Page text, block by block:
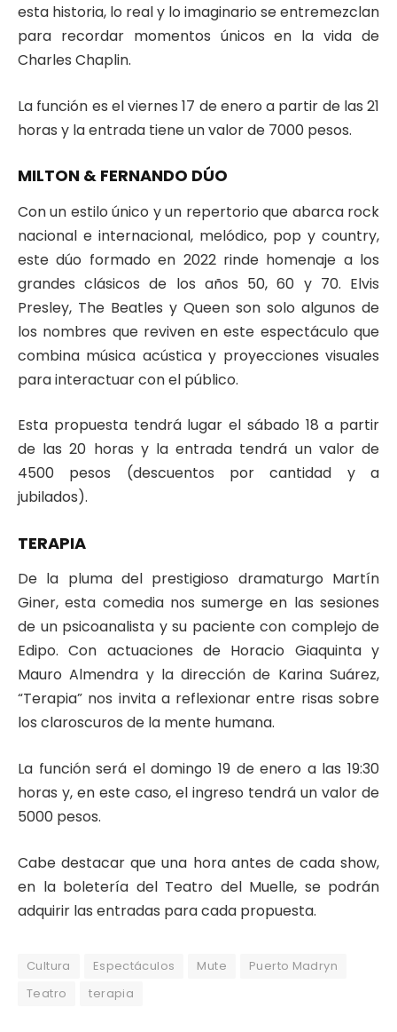
esta historia, lo real y lo imaginario se entremezclan
para recordar momentos únicos en la vida de
Charles Chaplin.
La función es el viernes 17 de enero a partir de las 21
horas y la entrada tiene un valor de 7000 pesos.
MILTON & FERNANDO DÚO
Con un estilo único y un repertorio que abarca rock
nacional e internacional, melódico, pop y country,
este dúo formado en 2022 rinde homenaje a los
grandes clásicos de los años 50, 60 y 70. Elvis
Presley, The Beatles y Queen son solo algunos de
los nombres que reviven en este espectáculo que
combina música acústica y proyecciones visuales
para interactuar con el público.
Esta propuesta tendrá lugar el sábado 18 a partir
de las 20 horas y la entrada tendrá un valor de
4500 pesos (descuentos por cantidad y a
jubilados).
TERAPIA
De la pluma del prestigioso dramaturgo Martín
Giner, esta comedia nos sumerge en las sesiones
de un psicoanalista y su paciente con complejo de
Edipo. Con actuaciones de Horacio Giaquinta y
Mauro Almendra y la dirección de Karina Suárez,
“Terapia” nos invita a reflexionar entre risas sobre
los claroscuros de la mente humana.
La función será el domingo 19 de enero a las 19:30
horas y, en este caso, el ingreso tendrá un valor de
5000 pesos.
Cabe destacar que una hora antes de cada show,
en la boletería del Teatro del Muelle, se podrán
adquirir las entradas para cada propuesta.
Cultura Espectáculos Mute
Puerto Madryn
Teatro
terapia